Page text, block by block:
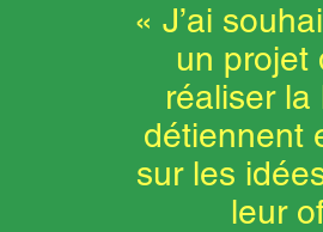
« J’ai
un projet
réaliser la
détiennent
sur les
leur